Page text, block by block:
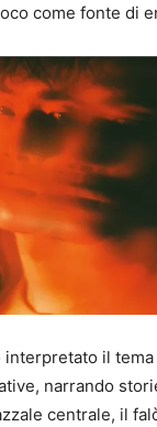
come fonte di
interpretato il
narrando
centrale, il